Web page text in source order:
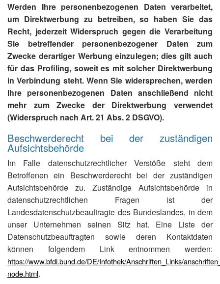
Werden Ihre personenbezogenen Daten verarbeitet,
um Direktwerbung zu betreiben, so haben Sie das
Recht, jederzeit Widerspruch gegen die Verarbeitung
Sie betreffender personenbezogener Daten zum
Zwecke derartiger Werbung einzulegen; dies gilt auch
für das Profiling, soweit es mit solcher Direktwerbung
in Verbindung steht. Wenn Sie widersprechen, werden
Ihre personenbezogenen Daten anschließend nicht
mehr zum Zwecke der Direktwerbung verwendet
(Widerspruch nach Art. 21 Abs. 2 DSGVO).
Beschwerderecht bei der zuständigen
Aufsichtsbehörde
Im Falle datenschutzrechtlicher Verstöße steht dem
Betroffenen ein Beschwerderecht bei der zuständigen
Aufsichtsbehörde zu. Zuständige Aufsichtsbehörde in
datenschutzrechtlichen Fragen ist der
Landesdatenschutzbeauftragte des Bundeslandes, in dem
unser Unternehmen seinen Sitz hat. Eine Liste der
Datenschutzbeauftragten sowie deren Kontaktdaten
können folgendem Link entnommen werden:
https://www.bfdi.bund.de/DE/Infothek/Anschriften_Links/
node.html.